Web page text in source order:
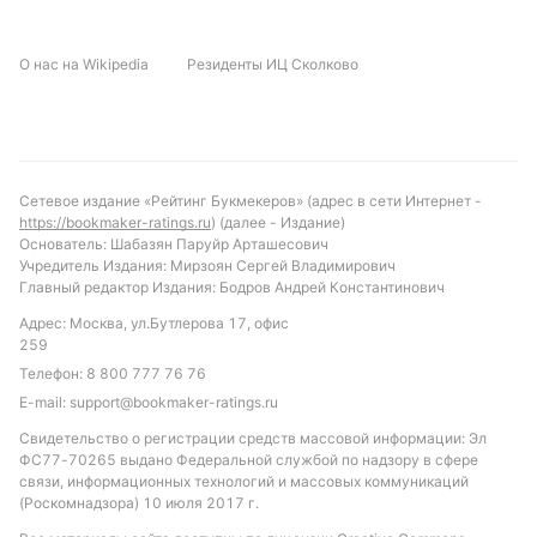
напряжённым и сдержанным в плане забитых
ставку «тотал больше 2.5 жёлтых карточек»,
которая имеет высокую вероятность
срабатывания. Также интересна ставка на «тотал
голов меньше 2.5», учитывая осторожность и
низкую результативность обеих команд в личных
встречах.
Обновлено:
Автор
О нас на Wikipedia Резиденты ИЦ Сколково
Сетевое издание «Рейтинг Букмекеров» (адрес в сети Интернет -
https://bookmaker-ratings.ru) (далее - Издание)
Основатель: Шабазян Паруйр Арташесович
Учредитель Издания: Мирзоян Сергей Владимирович
Главный редактор Издания: Бодров Андрей Константинович
Адрес: Москва, ул.Бутлерова 17, офис
259
Телефон: 8 800 777 76 76
E-mail: support@bookmaker-ratings.ru
Свидетельство о регистрации средств массовой информации: Эл
ФС77-70265 выдано Федеральной службой по надзору в сфере
связи, информационных технологий и массовых коммуникаций
(Роскомнадзора) 10 июля 2017 г.